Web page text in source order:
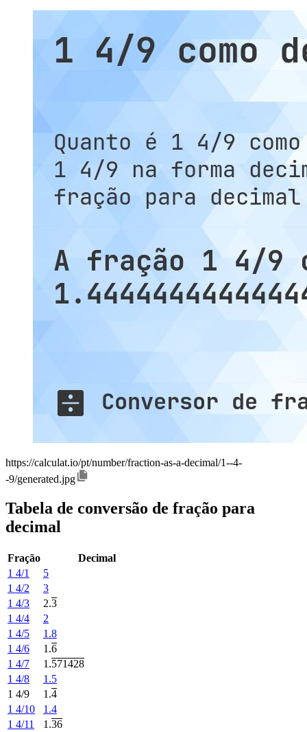
https://calculat.io/pt/number/fraction-as-a-decimal/1--4-
-9/generated.jpg
Tabela de conversão de fração para
decimal
Fração
Decimal
1 4/1
5
1 4/2
3
1 4/3
2.3
1 4/4
2
1 4/5
1.8
1 4/6
1.6
1 4/7
1.571428
1 4/8
1.5
1 4/9
1.4
1 4/10
1.4
1 4/11
1.36